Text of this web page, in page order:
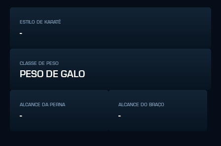
ESTILO DE KARATÊ
-
CLASSE DE PESO
PESO DE GALO
ALCANCE DA PERNA
-
ALCANCE DO BRAÇO
-